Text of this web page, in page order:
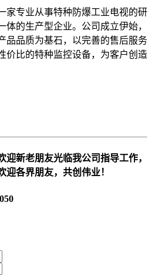
家专业从事特种防爆工业电视的研
体的生产型企业。公司成立伊始，
品品质为基石，以完善的售后服务
价比的特种监控设备，为客户创造
迎新老朋友光临我公司指导工作，
各界朋友，共创伟业！